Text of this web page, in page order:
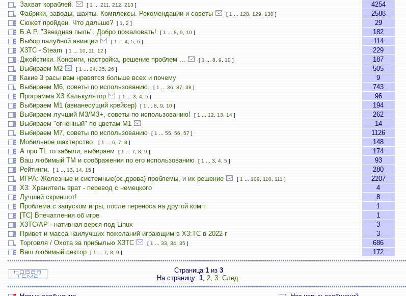
Захват кораблей. [ 1 211 212 213 ] 4254
Фабрики, заводы, шахты. Комплексы. Рекомендации и советы [ 1 128 129 130] 2588
Сюжет пройден. Что дальше? [ 1 2 ] 29
Б.А.Р. "Звездная пыль". Добро пожаловать! [ 1 8 9 10] 182
Выбор палубной авиации [ 1 4, 5, 6] 114
X3TC - Steam [ 1 10, 11 12 ] 229
Джойстики. Конфиги, настройка, решение проблем ... [ 1 8 9 10] 187
Выбираем М2 [ 1 24, 25, 26] 505
Какие 3 расы вам нравятся больше всех и почему 9
Выбираем М6, советы по использованию. [ 1 36, 37 38 ] 743
Программа X3 Калькулятор [ 1 3 4, 5] 96
Выбираем М1 (авианесущий крейсер) [ 1 8 9 10] 194
Выбираем лучший M3/M3+, советы по использованию! [ 1 12 13 14] 262
Выбираем "огненный" по цветам М1 14
Выбираем М7, советы по использованию [ 1 55, 56, 57 ] 1126
Мобильное шахтерство. [ 1 6, 7 8 ] 148
А про TL то забыли, выбираем [ 1 7 8 9 ] 174
Ваш любимый TM и соображения по его использованию [ 1 3 4, 5] 93
Рейтинги. [ 1 13 14, 15] 280
ИГРА: Железные и системные(ос,дрова) проблемы, и их решение [ 1 109 110, 111 ] 2207
X3: Хранитель врат - перевод с немецкого 4
Лучший скриншот! 8
Проблема с запуском игры, после переноса на другой комп 1
[TC] Впечатления об игре 1
X3TC/AP - нативная верся под Linux 3
Привет и масса наилучших пожеланий играющим в X3:TC в 2022 г 3
Торговля / Охота за прибылью X3TC [ 1 33 34, 35] 686
Ваш любимый сектор [ 1 7 8 9 ] 172
Страница 1 из 3
На страницу: 1, 2, 3 След.